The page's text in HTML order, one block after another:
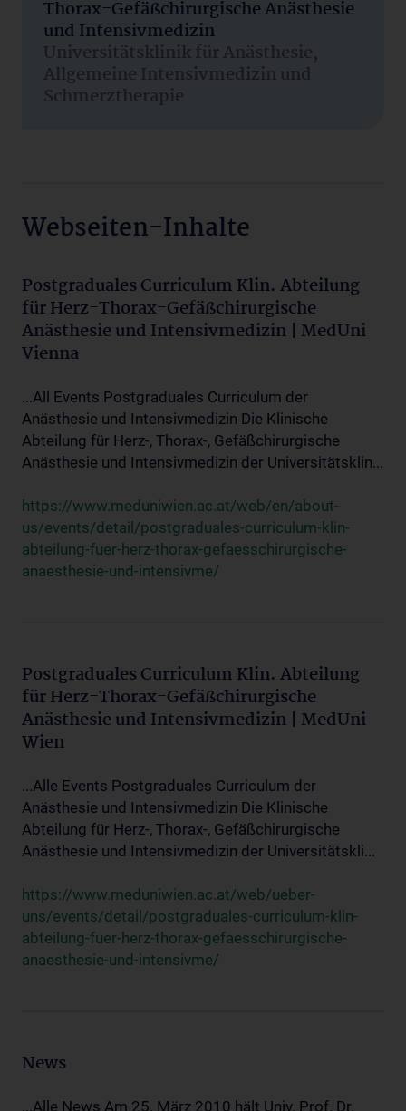
Thorax-Gefäßchirurgische Anästhesie
und Intensivmedizin
Universitätsklinik für Anästhesie,
Allgemeine Intensivmedizin und
Schmerztherapie
Webseiten-Inhalte
Postgraduales Curriculum Klin. Abteilung
für Herz-Thorax-Gefäßchirurgische
Anästhesie und Intensivmedizin | MedUni
Vienna
...All Events Postgraduales Curriculum der
Anästhesie und Intensivmedizin Die Klinische
Abteilung für Herz-, Thorax-, Gefäßchirurgische
Anästhesie und Intensivmedizin der Universitätsklin...
https://www.meduniwien.ac.at/web/en/about-
us/events/detail/postgraduales-curriculum-klin-
abteilung-fuer-herz-thorax-gefaesschirurgische-
anaesthesie-und-intensivme/
Postgraduales Curriculum Klin. Abteilung
für Herz-Thorax-Gefäßchirurgische
Anästhesie und Intensivmedizin | MedUni
Wien
...Alle Events Postgraduales Curriculum der
Anästhesie und Intensivmedizin Die Klinische
Abteilung für Herz-, Thorax-, Gefäßchirurgische
Anästhesie und Intensivmedizin der Universitätskli...
https://www.meduniwien.ac.at/web/ueber-
uns/events/detail/postgraduales-curriculum-klin-
abteilung-fuer-herz-thorax-gefaesschirurgische-
anaesthesie-und-intensivme/
News
...Alle News Am 25. März 2010 hält Univ. Prof. Dr.